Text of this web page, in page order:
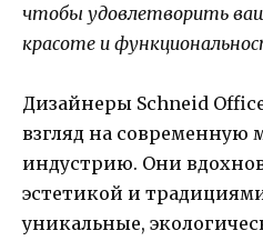
чтобы удовлетворить
красоте и
Дизайнеры Schneid
взгляд на современную
индустрию. Они
эстетикой и
уникальные,